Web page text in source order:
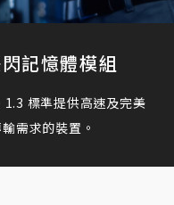
記憶體模組
標準提供高速及完美
需求的裝置。